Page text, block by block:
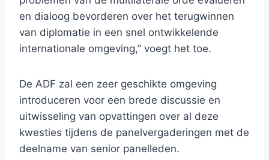
en dialoog bevorderen over het terugwinnen
van diplomatie in een snel ontwikkelende
internationale omgeving,” voegt het toe.
De ADF zal een zeer geschikte omgeving
introduceren voor een brede discussie en
uitwisseling van opvattingen over al deze
kwesties tijdens de panelvergaderingen met de
deelname van senior panelleden.